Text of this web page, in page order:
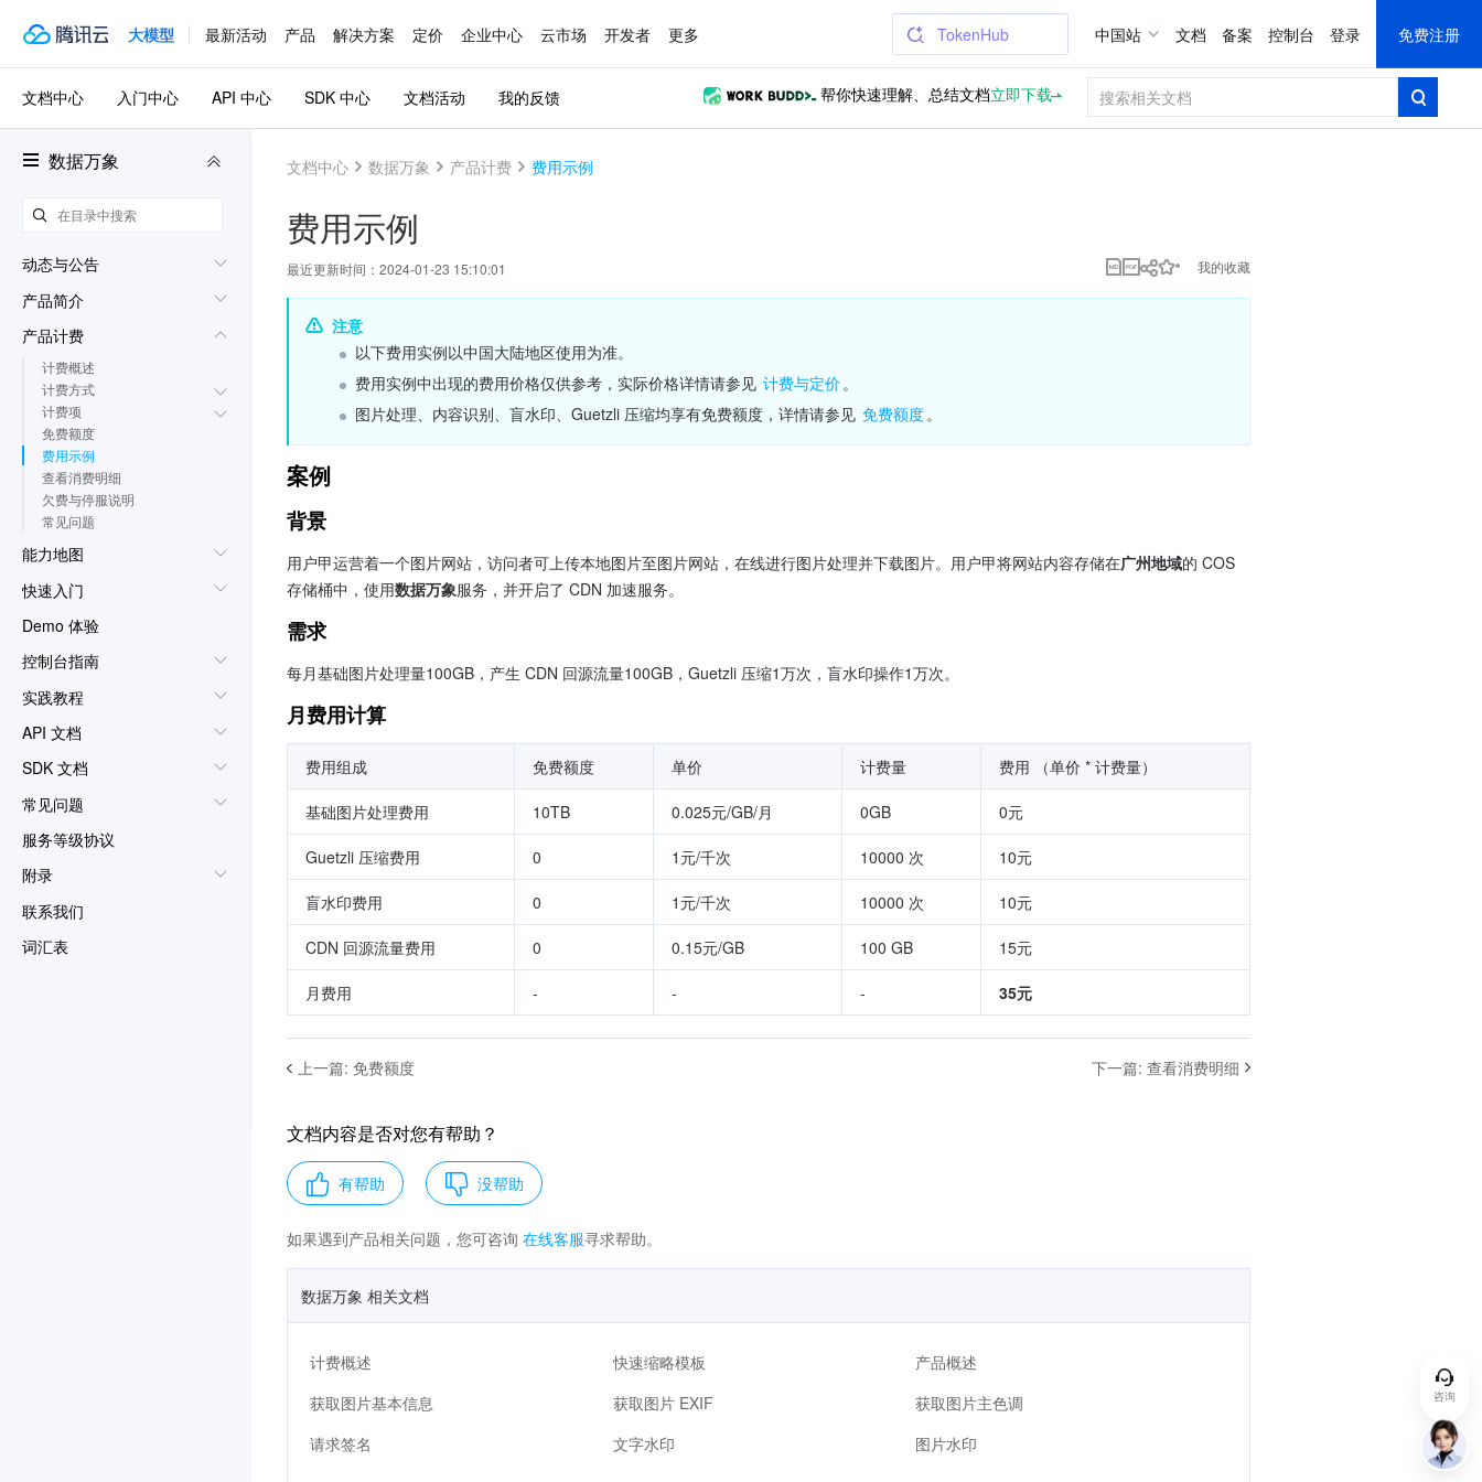
大模型 最新活动 产品 解决方案 定价 企业中心 云市场 开发者 更多 TokenHub 中国站 文档 备案 控制台 登录 免费注册
数据万象
动态与公告
产品简介
产品计费
计费概述
计费方式
计费项
免费额度
费用示例
查看消费明细
欠费与停服说明
常见问题
能力地图
快速入门
Demo 体验
控制台指南
实践教程
API 文档
SDK 文档
常见问题
服务等级协议
附录
联系我们
词汇表
文档中心 入门中心 API 中心 SDK 中心 文档活动 我的反馈 帮你快速理解、总结文档立即下载
文档中心 数据万象 产品计费 费用示例
费用示例
最近更新时间： 2024-01-23 15:10:01 我的收藏
注意
以下费用实例以中国大陆地区使用为准。
费用实例中出现的费用价格仅供参考，实际价格详情请参见 计费与定价。
图片处理、内容识别、盲水印、Guetzli 压缩均享有免费额度，详情请参见 免费额度。
案例
背景
用户甲运营着一个图片网站，访问者可上传本地图片至图片网站，在线进行图片处理并下载图片。用户甲将网站内容存储在广州地域的 COS
存储桶中，使用数据万象服务，并开启了 CDN 加速服务。
需求
每月基础图片处理量100GB，产生 CDN 回源流量100GB，Guetzli 压缩1万次，盲水印操作1万次。
月费用计算
费用组成 免费额度 单价 计费量 费用 （单价 * 计费量）
基础图片处理费用 10TB 0.025元/GB/月 0GB 0元
Guetzli 压缩费用 0 1元/千次 10000 次 10元
盲水印费用 0 1元/千次 10000 次 10元
CDN 回源流量费用 0 0.15元/GB 100 GB 15元
月费用 - - - 35元
上一篇: 免费额度 下一篇: 查看消费明细
文档内容是否对您有帮助？
有帮助 没帮助
如果遇到产品相关问题，您可咨询 在线客服寻求帮助。
数据万象 相关文档
计费概述 快速缩略模板
产品概述
获取图片基本信息
获取图片 EXIF
获取图片主色调
请求签名
文字水印 图片水印
咨询